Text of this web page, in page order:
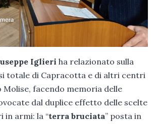
Iglieri ha relazionato sulla
totale di Capracotta e di altri centri
Molise, facendo memoria delle
dal duplice effetto delle scelte
in armi: la “terra bruciata” posta in